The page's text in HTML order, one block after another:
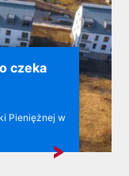
czeka
Pieniężnej w